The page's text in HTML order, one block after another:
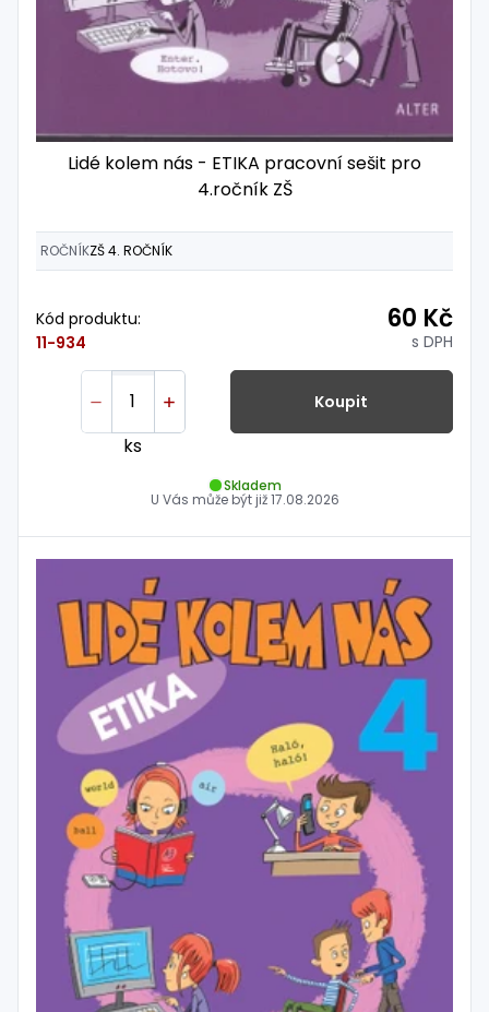
Lidé kolem nás - ETIKA pracovní sešit pro
4.ročník ZŠ
ROČNÍKZŠ 4. ROČNÍK
Kód produktu:
11-934
60 Kč
s DPH
ks
Koupit
Skladem
U Vás může být již17.08.2026